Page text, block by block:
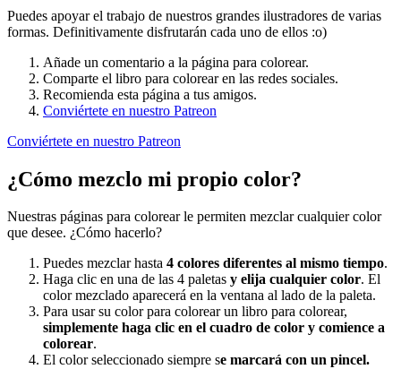
Puedes apoyar el trabajo de nuestros grandes ilustradores de varias
formas. Definitivamente disfrutarán cada uno de ellos :o)
Añade un comentario a la página para colorear.
Comparte el libro para colorear en las redes sociales.
Recomienda esta página a tus amigos.
Conviértete en nuestro Patreon
Conviértete en nuestro Patreon
¿Cómo mezclo mi propio color?
Nuestras páginas para colorear le permiten mezclar cualquier color
que desee. ¿Cómo hacerlo?
Puedes mezclar hasta 4 colores diferentes al mismo tiempo.
Haga clic en una de las 4 paletas y elija cualquier color. El
color mezclado aparecerá en la ventana al lado de la paleta.
Para usar su color para colorear un libro para colorear,
simplemente haga clic en el cuadro de color y comience a
colorear.
El color seleccionado siempre se marcará con un pincel.